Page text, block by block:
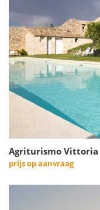
Agriturismo Vittoria
prijs op aanvraag